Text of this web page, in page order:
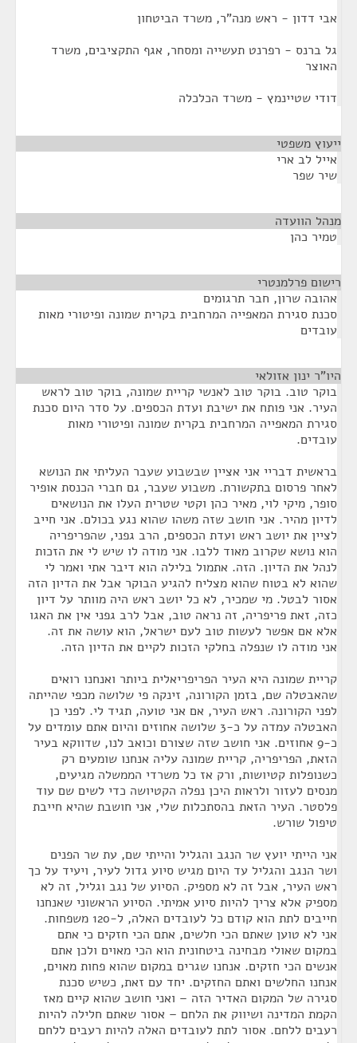
אבי דדון - ראש מנה"ר, משרד הביטחון
גל ברנס - רפרנט תעשייה ומסחר, אגף התקציבים, משרד
האוצר
דודי שטיינמץ - משרד הכלכלה
ייעוץ משפטי
אייל לב ארי
שיר שפר
מנהל הוועדה
טמיר כהן
רישום פרלמנטרי
אהובה שרון, חבר תרגומים
סכנת סגירת המאפייה המרחבית בקרית שמונה ופיטורי מאות
עובדים
היו"ר ינון אזולאי
בוקר טוב. בוקר טוב לאנשי קריית שמונה, בוקר טוב לראש
העיר. אני פותח את ישיבת ועדת הכספים. על סדר היום סכנת
סגירת המאפייה המרחבית בקרית שמונה ופיטורי מאות
עובדים.
בראשית דבריי אני אציין שבשבוע שעבר העליתי את הנושא
לאחר פרסום בתקשורת. משבוע שעבר, גם חברי הכנסת אופיר
סופר, מיקי לוי, מאיר כהן וקטי שטרית העלו את הנושאים
לדיון מהיר. אני חושב שזה משהו שהוא נגע בכולם. אני חייב
לציין את יושב ראש ועדת הכספים, הרב גפני, שהפריפריה
הוא נושא שקרוב מאוד ללבו. אני מודה לו שיש לי את הזכות
לנהל את הדיון. הזה. אתמול בלילה הוא דיבר אתי ואמר לי
שהוא לא בטוח שהוא מצליח להגיע הבוקר אבל את הדיון הזה
אסור לבטל. מי שמכיר, לא כל יושב ראש היה מוותר על דיון
כזה, זאת פריפריה, זה נראה טוב, אבל לרב גפני אין את האגו
אלא אם אפשר לעשות טוב לעם ישראל, הוא עושה את זה.
אני מודה לו שנפלה בחלקי הזכות לקיים את הדיון הזה.
קריית שמונה היא העיר הפריפריאלית ביותר ואנחנו רואים
שהאבטלה שם, בזמן הקורונה, זינקה פי שלושה מכפי שהייתה
לפני הקורונה. ראש העיר, אם אני טועה, תגיד לי. לפני כן
האבטלה עמדה על כ-3 שלושה אחוזים והיום אתם עומדים על
כ-9 אחוזים. אני חושב שזה שצורם וכואב לנו, שדווקא בעיר
הזאת, הפריפריה, קריית שמונה עליה אנחנו שומעים רק
כשנופלות קטיושות, ורק אז כל משרדי הממשלה מגיעים,
מנסים לעזור ולראות היכן נפלה הקטיושה כדי לשים שם עוד
פלסטר. העיר הזאת בהסתכלות שלי, אני חושבת שהיא חייבת
טיפול שורש.
אני הייתי יועץ שר הנגב והגליל והייתי שם, עת שר הפנים
ושר הנגב והגליל עד היום מגיש סיוע גדול לעיר, ויעיד על כך
ראש העיר, אבל זה לא מספיק. הסיוע של נגב וגליל, זה לא
מספיק אלא צריך להיות סיוע אמיתי. הסיוע הראשוני שאנחנו
חייבים לתת הוא קודם כל לעובדים האלה, ל-120 משפחות.
אני לא טוען שאתם הכי חלשים, אתם הכי חזקים כי אתם
במקום שאולי מבחינה ביטחונית הוא הכי מאוים ולכן אתם
אנשים הכי חזקים. אנחנו שגרים במקום שהוא פחות מאוים,
אנחנו החלשים ואתם החזקים. יחד עם זאת, כשיש סכנת
סגירה של המקום האדיר הזה – ואני חושב שהוא קיים מאז
הקמת המדינה ושיווק את הלחם – אסור שאתם חלילה להיות
רעבים ללחם. אסור לתת לעובדים האלה להיות רעבים ללחם